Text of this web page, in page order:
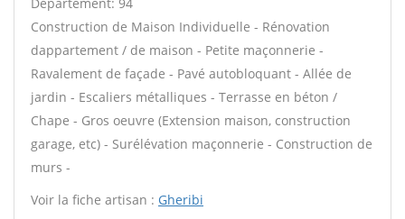
Construction de Maison Individuelle - Rénovation
dappartement / de maison - Petite maçonnerie -
Ravalement de façade - Pavé autobloquant - Allée de
jardin - Escaliers métalliques - Terrasse en béton /
Chape - Gros oeuvre (Extension maison, construction
garage, etc) - Surélévation maçonnerie - Construction de
murs -
Voir la fiche artisan : Gheribi